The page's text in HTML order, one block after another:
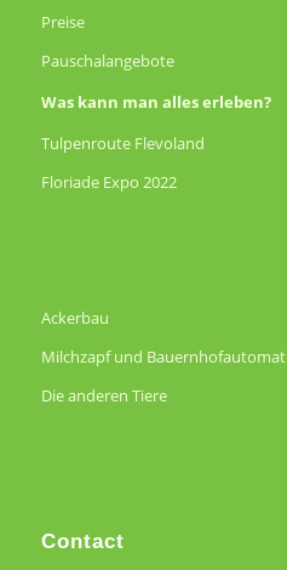
Preise
Pauschalangebote
Was kann man alles erleben?
Tulpenroute Flevoland
Floriade Expo 2022
Ackerbau
Milchzapf und Bauernhofautomat
Die anderen Tiere
Contact